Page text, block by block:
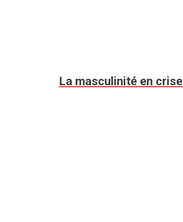
La masculinité en crise